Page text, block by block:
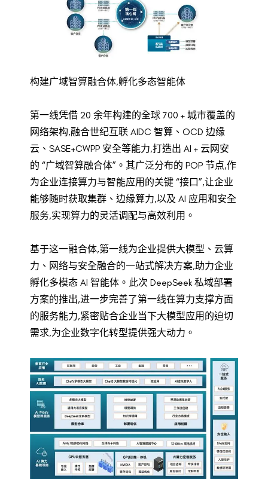
构建广域智算融合体,孵化多态智能体
第一线凭借 20 余年构建的全球 700 + 城市覆盖的
网络架构,融合世纪互联 AIDC 智算、OCD 边缘
云、SASE+CWPP 安全等能力,打造出 AI + 云网安
的 “广域智算融合体”。其广泛分布的 POP 节点,作
为企业连接算力与智能应用的关键 “接口”,让企业
能够随时获取集群、边缘算力,以及 AI 应用和安全
服务,实现算力的灵活调配与高效利用。
基于这一融合体,第一线为企业提供大模型、云算
力、网络与安全融合的一站式解决方案,助力企业
孵化多模态 AI 智能体。此次 DeepSeek 私域部署
方案的推出,进一步完善了第一线在算力支撑方面
的服务能力,紧密贴合企业当下大模型应用的迫切
需求,为企业数字化转型提供强大动力。